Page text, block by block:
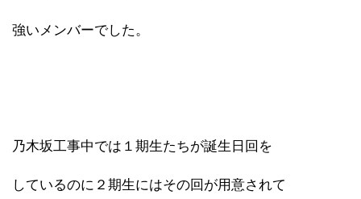
強いメンバーでした。
乃木坂工事中では１期生たちが誕生日回を
しているのに２期生にはその回が用意されて